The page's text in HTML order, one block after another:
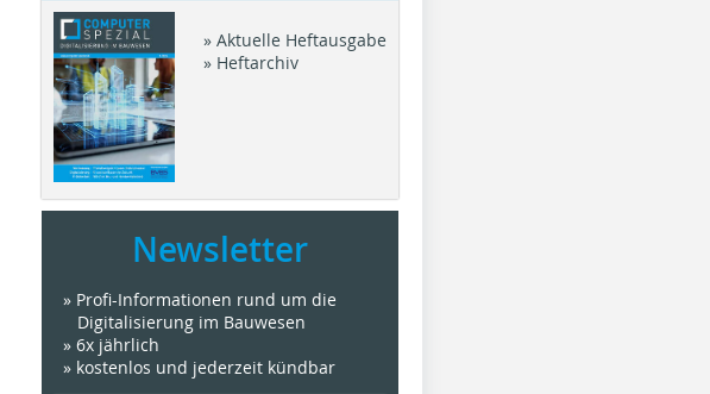
» Aktuelle Heftausgabe
» Heftarchiv
Newsletter
» Profi-Informationen rund um die
Digitalisierung im Bauwesen
» 6x jährlich
» kostenlos und jederzeit kündbar